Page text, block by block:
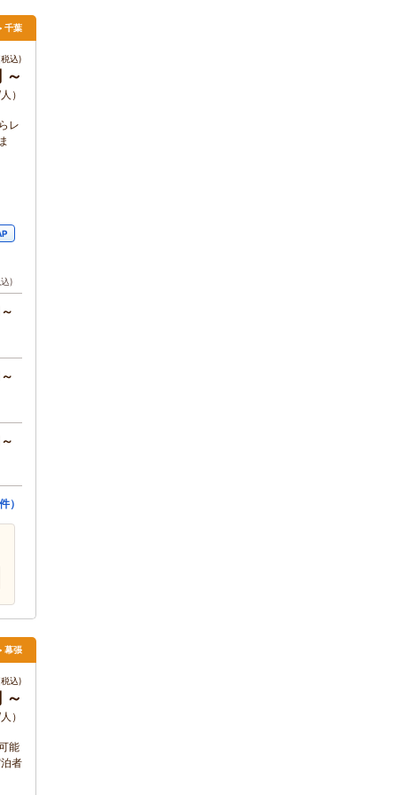
千葉
込)
～
）
レ
)
）
幕張
込)
～
）
能
者